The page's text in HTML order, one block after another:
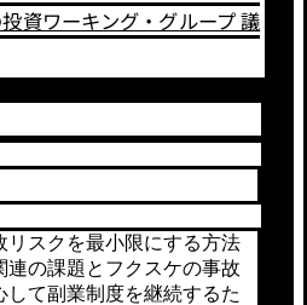
資ワーキング・グループ 議
リスクを最小限にする方法
連の課題とフクスケの事故
て副業制度を継続するた